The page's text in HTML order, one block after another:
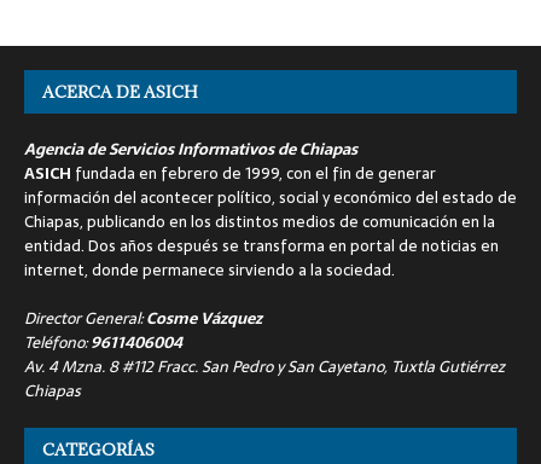
ACERCA DE ASICH
Agencia de Servicios Informativos de Chiapas
ASICH fundada en febrero de 1999, con el fin de generar
información del acontecer político, social y económico del estado de
Chiapas, publicando en los distintos medios de comunicación en la
entidad. Dos años después se transforma en portal de noticias en
internet, donde permanece sirviendo a la sociedad.
Director General:Cosme Vázquez
Teléfono:9611406004
Av. 4 Mzna. 8 #112 Fracc. San Pedro y San Cayetano, Tuxtla Gutiérrez
Chiapas
CATEGORÍAS